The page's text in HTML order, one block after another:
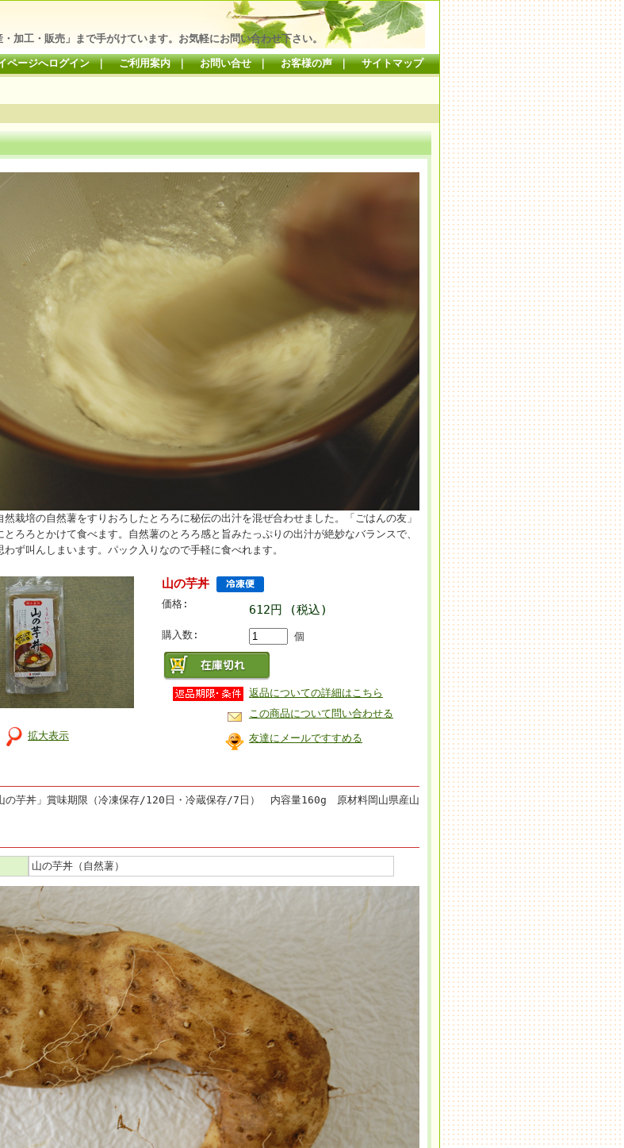
加工・販売」まで手がけています。お気軽にお問い合わせ下さい。
ページへログイン｜ ご利用案内｜ お問い合せ｜ お客様の声｜ サイトマップ
然栽培の自然薯をすりおろしたとろろに秘伝の出汁を混ぜ合わせました。「ごはんの友」
とろろとかけて食べます。自然薯のとろろ感と旨みたっぷりの出汁が絶妙なバランスで、
わず叫んしまいます。パック入りなので手軽に食べれます。
拡大表示
山の芋丼
価格: 612円 (税込)
購入数: 個
返品についての詳細はこちら
この商品について問い合わせる
友達にメールですすめる
の芋丼」賞味期限（冷凍保存/120日・冷蔵保存/7日） 内容量160g 原材料岡山県産山
山の芋丼（自然薯）